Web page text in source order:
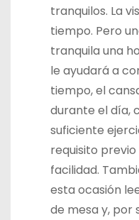
tranquilos. La
tiempo. Pero
tranquila una
le ayudará a
tiempo, el
durante el día,
suficiente
requisito
facilidad.
esta ocasión
de mesa y, por